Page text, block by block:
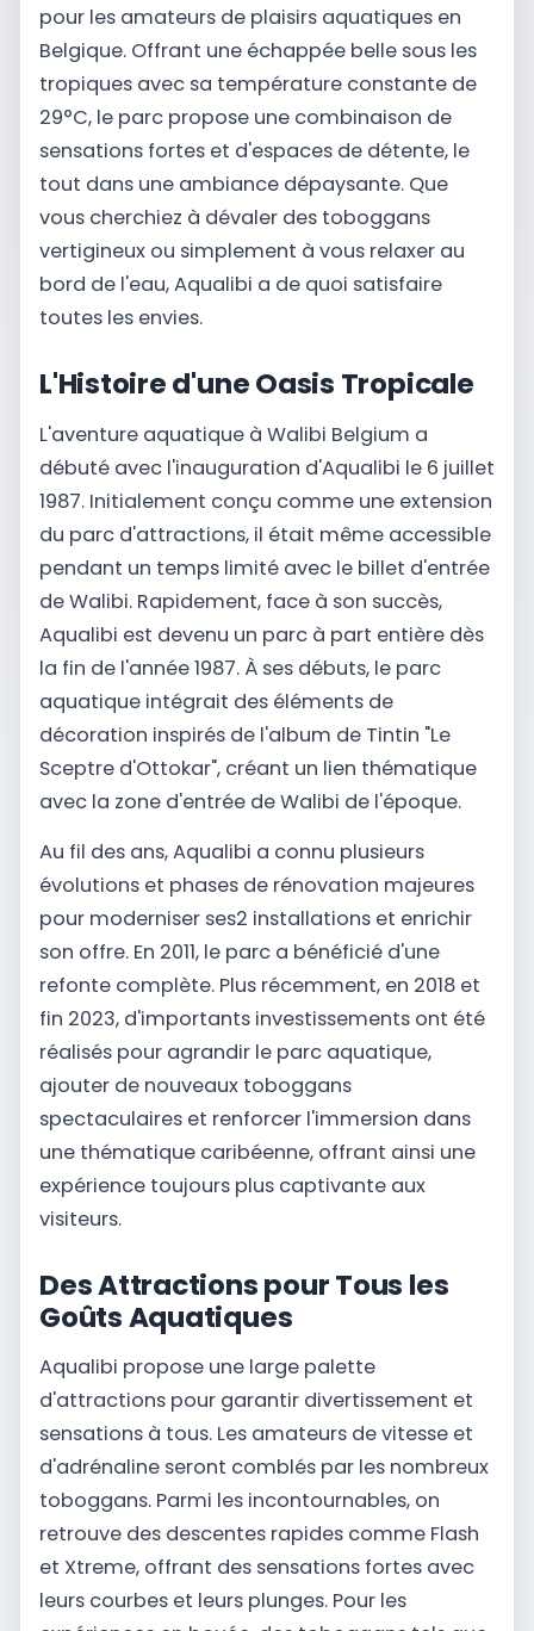
pour les amateurs de plaisirs aquatiques en
Belgique. Offrant une échappée belle sous les
tropiques avec sa température constante de
29°C, le parc propose une combinaison de
sensations fortes et d'espaces de détente, le
tout dans une ambiance dépaysante. Que
vous cherchiez à dévaler des toboggans
vertigineux ou simplement à vous relaxer au
bord de l'eau, Aqualibi a de quoi satisfaire
toutes les envies.
L'Histoire d'une Oasis Tropicale
L'aventure aquatique à Walibi Belgium a
débuté avec l'inauguration d'Aqualibi le 6 juillet
1987. Initialement conçu comme une extension
du parc d'attractions, il était même accessible
pendant un temps limité avec le billet d'entrée
de Walibi. Rapidement, face à son succès,
Aqualibi est devenu un parc à part entière dès
la fin de l'année 1987. À ses débuts, le parc
aquatique intégrait des éléments de
décoration inspirés de l'album de Tintin "Le
Sceptre d'Ottokar", créant un lien thématique
avec la zone d'entrée de Walibi de l'époque.
Au fil des ans, Aqualibi a connu plusieurs
évolutions et phases de rénovation majeures
pour moderniser ses2 installations et enrichir
son offre. En 2011, le parc a bénéficié d'une
refonte complète. Plus récemment, en 2018 et
fin 2023, d'importants investissements ont été
réalisés pour agrandir le parc aquatique,
ajouter de nouveaux toboggans
spectaculaires et renforcer l'immersion dans
une thématique caribéenne, offrant ainsi une
expérience toujours plus captivante aux
visiteurs.
Des Attractions pour Tous les
Goûts Aquatiques
Aqualibi propose une large palette
d'attractions pour garantir divertissement et
sensations à tous. Les amateurs de vitesse et
d'adrénaline seront comblés par les nombreux
toboggans. Parmi les incontournables, on
retrouve des descentes rapides comme Flash
et Xtreme, offrant des sensations fortes avec
leurs courbes et leurs plunges. Pour les